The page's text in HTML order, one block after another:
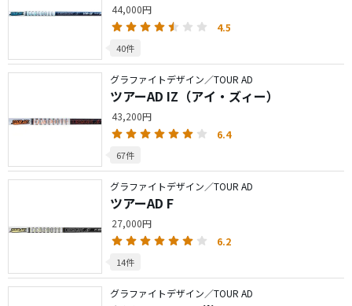
44,000円
4.5
40件
グラファイトデザイン／TOUR AD
ツアーAD IZ（アイ・ズィー）
43,200円
6.4
67件
グラファイトデザイン／TOUR AD
ツアーAD F
27,000円
6.2
14件
グラファイトデザイン／TOUR AD